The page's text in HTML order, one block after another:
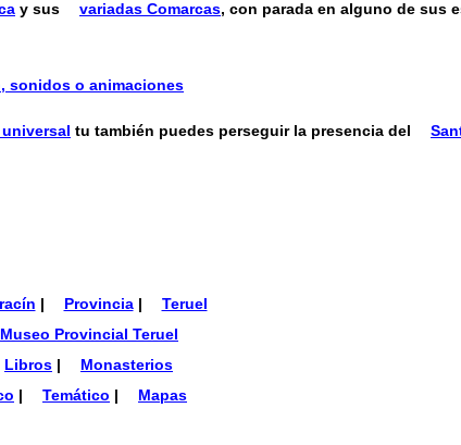
y sus variadas Comarcas, con parada en alguno de sus
sonidos o animaciones
tu también puedes perseguir la presencia del
| Provincia|
Teruel
Museo Provincial Teruel
Libros |
Monasterios
| Temático | Mapas